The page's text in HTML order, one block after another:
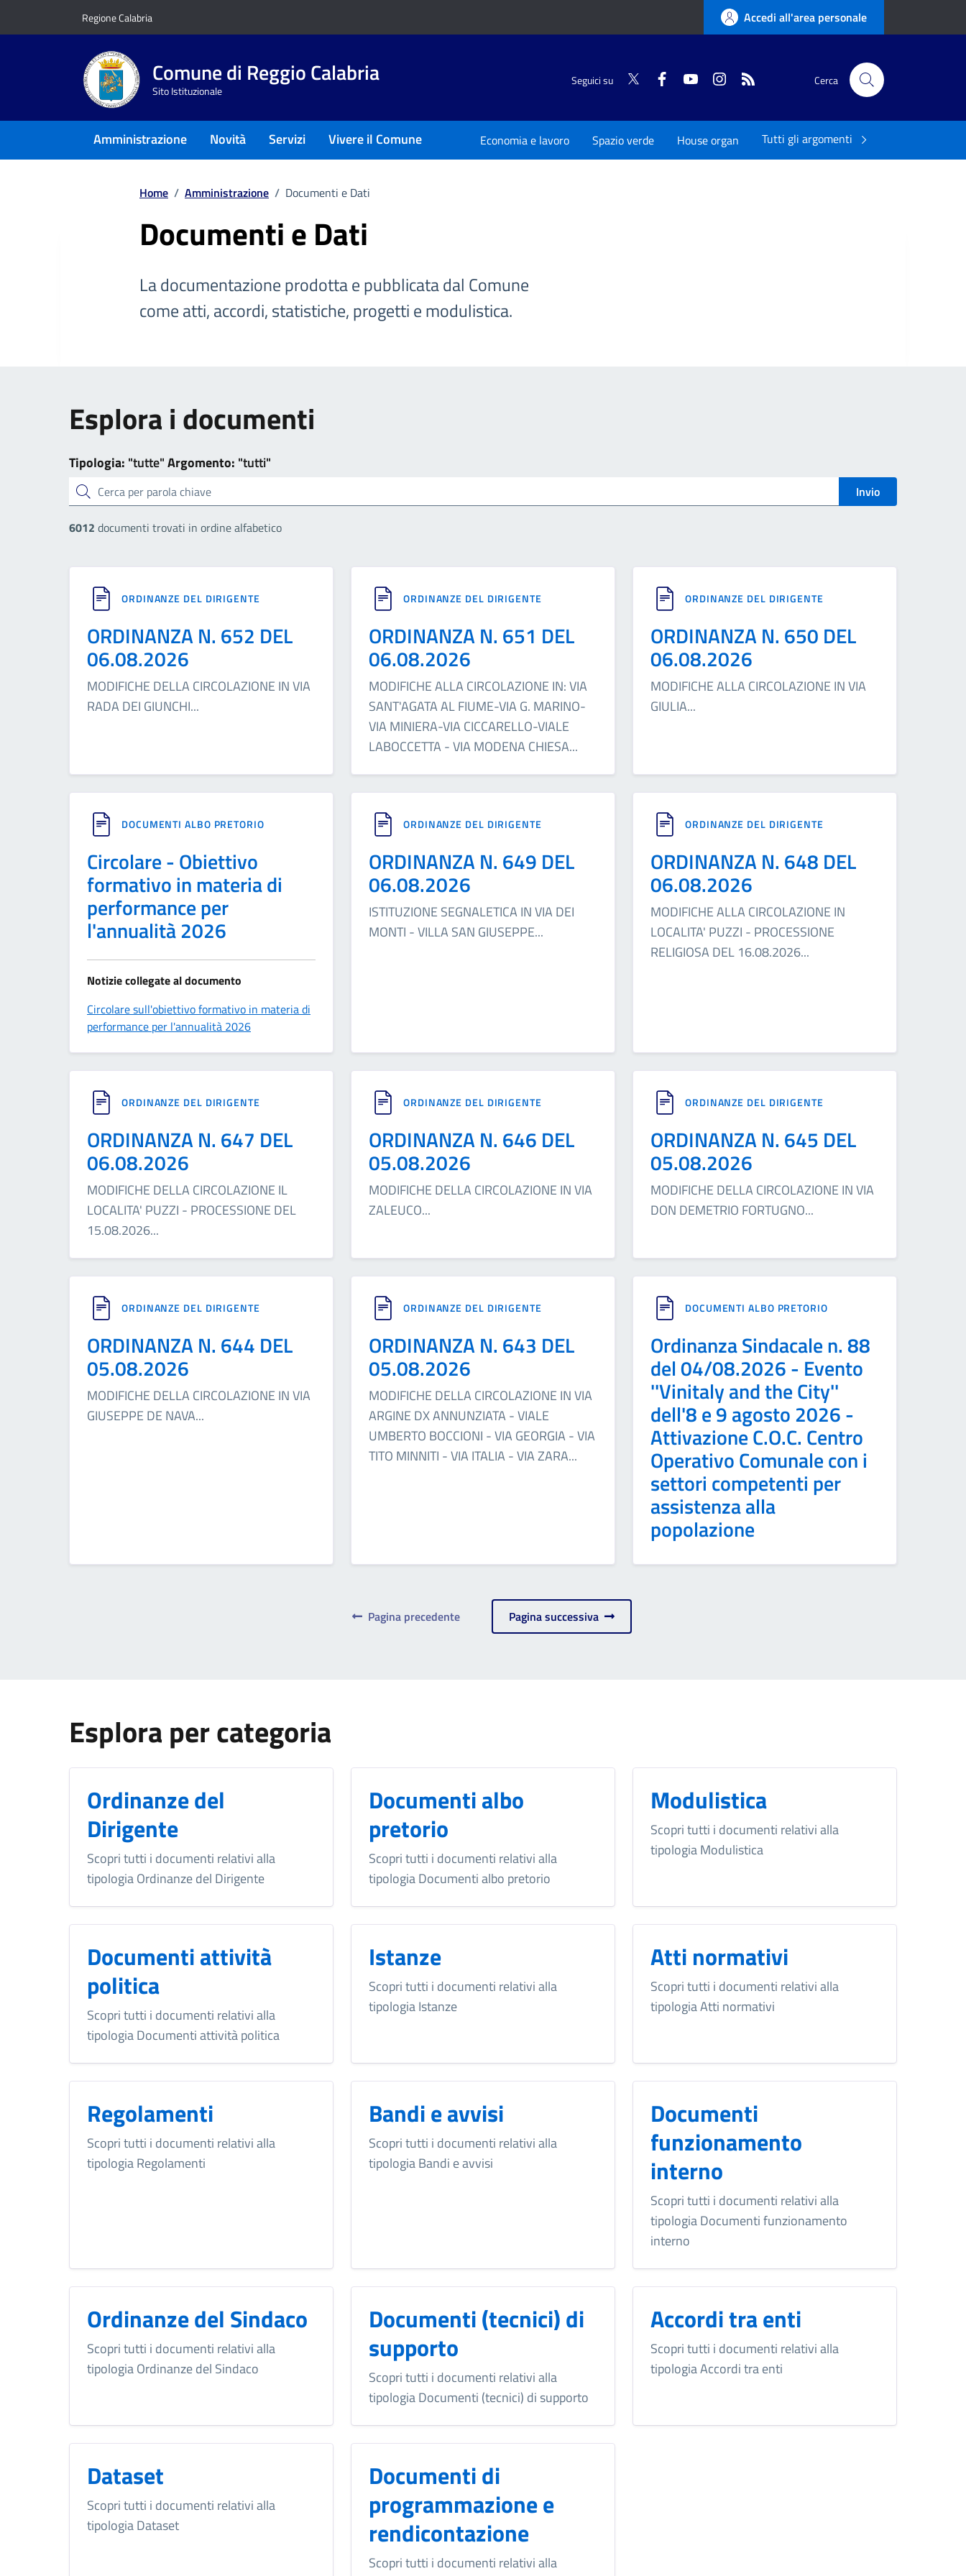
Regione Calabria Accedi all'area personale
Comune di Reggio Calabria
Sito Istituzionale
Seguici su Twitter FacebookYouTubeInstagram Cerca
Amministrazione Novità Servizi Vivere il Comune Economia e lavoro Spazio verde House organ Tutti gli argomenti
Home / Amministrazione / Documenti e Dati
Documenti e Dati
La documentazione prodotta e pubblicata dal Comune
come atti, accordi, statistiche, progetti e modulistica.
Esplora i documenti
Tipologia: "tutte"Argomento: "tutti"
cerca Invio
6012 documenti trovati in ordine alfabetico
ORDINANZE DEL DIRIGENTE
ORDINANZA N. 652 DEL
06.08.2026
MODIFICHE DELLA CIRCOLAZIONE IN VIA
RADA DEI GIUNCHI...
ORDINANZE DEL DIRIGENTE
ORDINANZA N. 651 DEL
06.08.2026
MODIFICHE ALLA CIRCOLAZIONE IN: VIA
SANT'AGATA AL FIUME-VIA G. MARINO-
VIA MINIERA-VIA CICCARELLO-VIALE
LABOCCETTA - VIA MODENA CHIESA...
ORDINANZE DEL DIRIGENTE
ORDINANZA N. 650 DEL
06.08.2026
MODIFICHE ALLA CIRCOLAZIONE IN VIA
GIULIA...
DOCUMENTI ALBO PRETORIO
Circolare - Obiettivo
formativo in materia di
performance per
l'annualità 2026
Notizie collegate al documento
Circolare sull'obiettivo formativo in materia di
performance per l'annualità 2026
ORDINANZE DEL DIRIGENTE
ORDINANZA N. 649 DEL
06.08.2026
ISTITUZIONE SEGNALETICA IN VIA DEI
MONTI - VILLA SAN GIUSEPPE...
ORDINANZE DEL DIRIGENTE
ORDINANZA N. 648 DEL
06.08.2026
MODIFICHE ALLA CIRCOLAZIONE IN
LOCALITA' PUZZI - PROCESSIONE
RELIGIOSA DEL 16.08.2026...
ORDINANZE DEL DIRIGENTE
ORDINANZA N. 647 DEL
06.08.2026
MODIFICHE DELLA CIRCOLAZIONE IL
LOCALITA' PUZZI - PROCESSIONE DEL
15.08.2026...
ORDINANZE DEL DIRIGENTE
ORDINANZA N. 646 DEL
05.08.2026
MODIFICHE DELLA CIRCOLAZIONE IN VIA
ZALEUCO...
ORDINANZE DEL DIRIGENTE
ORDINANZA N. 645 DEL
05.08.2026
MODIFICHE DELLA CIRCOLAZIONE IN VIA
DON DEMETRIO FORTUGNO...
ORDINANZE DEL DIRIGENTE
ORDINANZA N. 644 DEL
05.08.2026
MODIFICHE DELLA CIRCOLAZIONE IN VIA
GIUSEPPE DE NAVA...
ORDINANZE DEL DIRIGENTE
ORDINANZA N. 643 DEL
05.08.2026
MODIFICHE DELLA CIRCOLAZIONE IN VIA
ARGINE DX ANNUNZIATA - VIALE
UMBERTO BOCCIONI - VIA GEORGIA - VIA
TITO MINNITI - VIA ITALIA - VIA ZARA...
DOCUMENTI ALBO PRETORIO
Ordinanza Sindacale n. 88
del 04/08.2026 - Evento
''Vinitaly and the City''
dell'8 e 9 agosto 2026 -
Attivazione C.O.C. Centro
Operativo Comunale con i
settori competenti per
assistenza alla
popolazione
Pagina precedente Pagina successiva
Esplora per categoria
Ordinanze del
Dirigente
Scopri tutti i documenti relativi alla
tipologia Ordinanze del Dirigente
Documenti albo
pretorio
Scopri tutti i documenti relativi alla
tipologia Documenti albo pretorio
Modulistica
Scopri tutti i documenti relativi alla
tipologia Modulistica
Documenti attività
politica
Scopri tutti i documenti relativi alla
tipologia Documenti attività politica
Istanze
Scopri tutti i documenti relativi alla
tipologia Istanze
Atti normativi
Scopri tutti i documenti relativi alla
tipologia Atti normativi
Regolamenti
Scopri tutti i documenti relativi alla
tipologia Regolamenti
Bandi e avvisi
Scopri tutti i documenti relativi alla
tipologia Bandi e avvisi
Documenti
funzionamento
interno
Scopri tutti i documenti relativi alla
tipologia Documenti funzionamento
interno
Ordinanze del Sindaco
Scopri tutti i documenti relativi alla
tipologia Ordinanze del Sindaco
Documenti (tecnici) di
supporto
Scopri tutti i documenti relativi alla
tipologia Documenti (tecnici) di supporto
Accordi tra enti
Scopri tutti i documenti relativi alla
tipologia Accordi tra enti
Dataset
Scopri tutti i documenti relativi alla
tipologia Dataset
Documenti di
programmazione e
rendicontazione
Scopri tutti i documenti relativi alla